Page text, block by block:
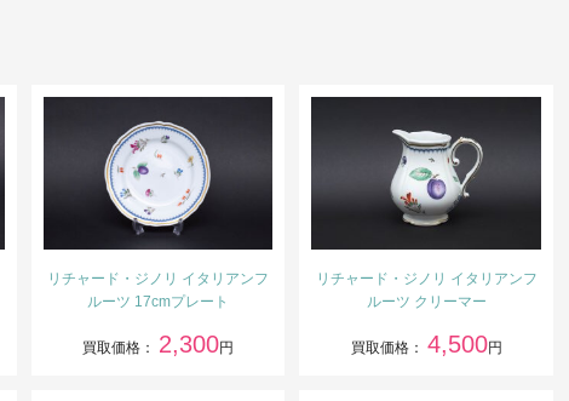
リチャード・ジノリ イタリアンフ
ルーツ 17cmプレート
買取価格： 2,300円
リチャード・ジノリ イタリアンフ
ルーツ クリーマー
買取価格： 4,500円